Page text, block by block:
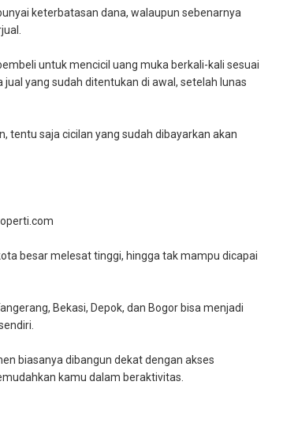
keterbatasan dana, walaupun sebenarnya
untuk mencicil uang muka berkali-kali sesuai
yang sudah ditentukan di awal, setelah lunas
tentu saja cicilan yang sudah dibayarkan akan
besar melesat tinggi, hingga tak mampu dicapai
Bekasi, Depok, dan Bogor bisa menjadi
biasanya dibangun dekat dengan akses
kamu dalam beraktivitas.